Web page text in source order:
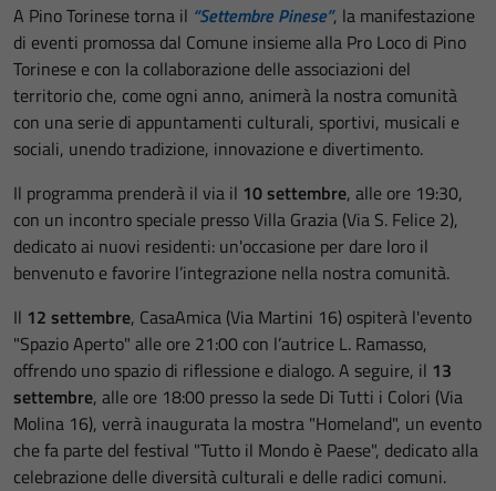
A Pino Torinese torna il “Settembre Pinese”, la manifestazione
di eventi promossa dal Comune insieme alla Pro Loco di Pino
Torinese e con la collaborazione delle associazioni del
territorio che, come ogni anno, animerà la nostra comunità
con una serie di appuntamenti culturali, sportivi, musicali e
sociali, unendo tradizione, innovazione e divertimento.
Il programma prenderà il via il 10 settembre, alle ore 19:30,
con un incontro speciale presso Villa Grazia (Via S. Felice 2),
dedicato ai nuovi residenti: un'occasione per dare loro il
benvenuto e favorire l’integrazione nella nostra comunità.
Il 12 settembre, CasaAmica (Via Martini 16) ospiterà l'evento
"Spazio Aperto" alle ore 21:00 con l’autrice L. Ramasso,
offrendo uno spazio di riflessione e dialogo. A seguire, il 13
settembre, alle ore 18:00 presso la sede Di Tutti i Colori (Via
Molina 16), verrà inaugurata la mostra "Homeland", un evento
che fa parte del festival "Tutto il Mondo è Paese", dedicato alla
celebrazione delle diversità culturali e delle radici comuni.